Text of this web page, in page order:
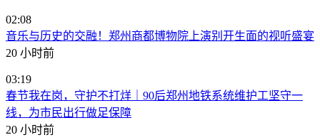
02:08
音乐与历史的交融！郑州商都博物院上演别开生面的视听盛宴
20 小时前
03:19
春节我在岗，守护不打烊｜90后郑州地铁系统维护工坚守一
线，为市民出行做足保障
20 小时前